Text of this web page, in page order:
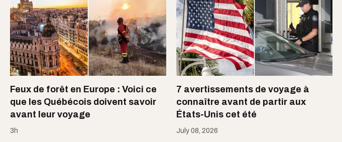
Feux de forêt en Europe : Voici ce
que les Québécois doivent savoir
avant leur voyage
3h
7 avertissements de voyage à
connaître avant de partir aux
États-Unis cet été
July 08, 2026